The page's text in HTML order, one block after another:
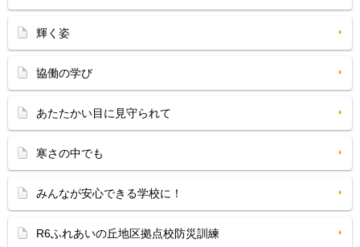
輝く姿
協働の学び
あたたかい目に見守られて
寒さの中でも
みんなが安心できる学校に！
R6ふれあいの丘地区拠点校防災訓練